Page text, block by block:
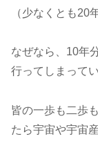
（少なくとも20
なぜなら、10年
行ってしまって
皆の一歩も二歩
たら宇宙や宇宙